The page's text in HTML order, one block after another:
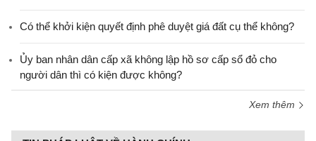
Có thể khởi kiện quyết định phê duyệt giá đất cụ thể không?
Ủy ban nhân dân cấp xã không lập hồ sơ cấp sổ đỏ cho
người dân thì có kiện được không?
Xem thêm